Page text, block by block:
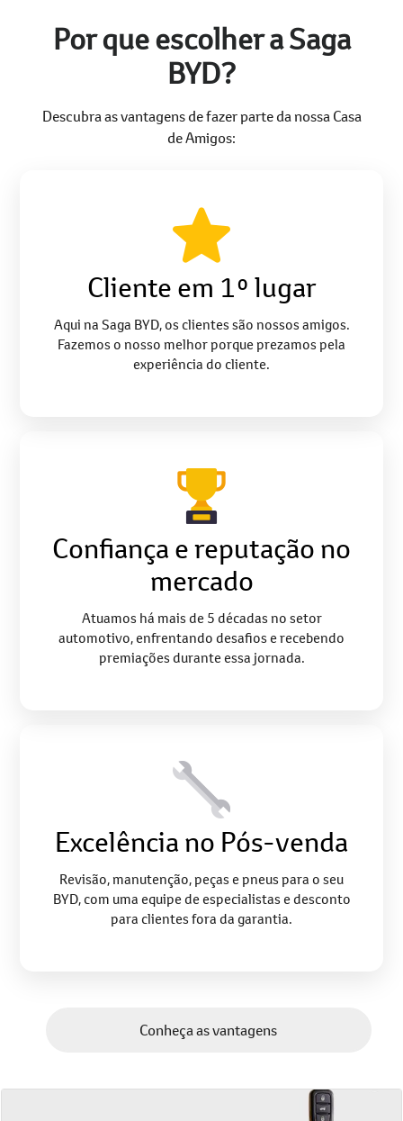
BYD?
Descubra as vantagens de fazer parte da nossa Casa
de Amigos:
Cliente em 1º lugar
Aqui na Saga BYD, os clientes são nossos amigos.
Fazemos o nosso melhor porque prezamos pela
experiência do cliente.
Confiança e reputação no
mercado
Atuamos há mais de 5 décadas no setor
automotivo, enfrentando desafios e recebendo
premiações durante essa jornada.
Excelência no Pós-venda
Revisão, manutenção, peças e pneus para o seu
BYD, com uma equipe de especialistas e desconto
para clientes fora da garantia.